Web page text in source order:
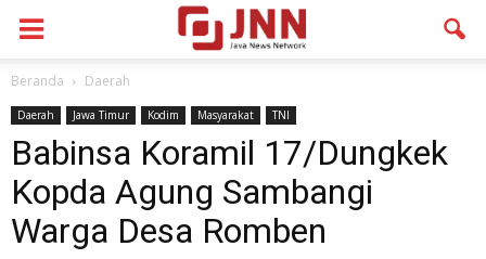
Beranda Daerah
Daerah Jawa Timur Kodim Masyarakat TNI
Babinsa Koramil 17/Dungkek
Kopda Agung Sambangi
Warga Desa Romben